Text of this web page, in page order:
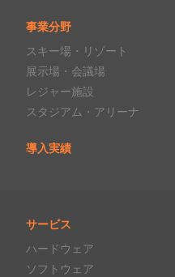
事業分野
スキー場・リゾート
展示場・会議場
レジャー施設
スタジアム・アリーナ
導入実績
サービス
ハードウェア
ソフトウェア